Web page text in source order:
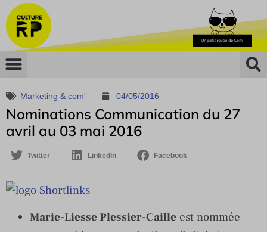
Marketing & com' 04/05/2016
Nominations Communication du 27
avril au 03 mai 2016
Twitter LinkedIn Facebook
Marie-Liesse Plessier-Caille est nommée